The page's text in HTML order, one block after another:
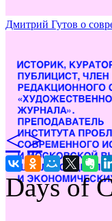
Дмитрий Гутов о
< >
Days of